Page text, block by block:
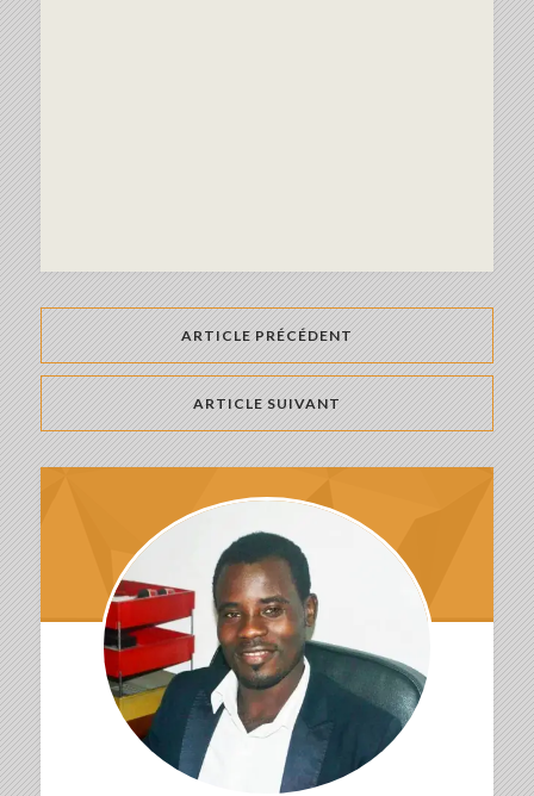
ARTICLE PRÉCÉDENT
ARTICLE SUIVANT